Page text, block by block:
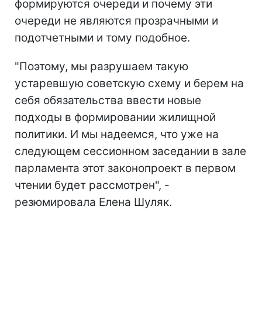
формируются очереди и почему эти
очереди не являются прозрачными и
подотчетными и тому подобное.
"Поэтому, мы разрушаем такую
устаревшую советскую схему и берем на
себя обязательства ввести новые
подходы в формировании жилищной
политики. И мы надеемся, что уже на
следующем сессионном заседании в зале
парламента этот законопроект в первом
чтении будет рассмотрен", -
резюмировала Елена Шуляк.